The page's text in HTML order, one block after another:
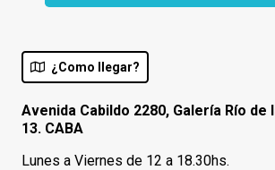
¿Como llegar?
Avenida Cabildo 2280, Galería Río de
13. CABA
Lunes a Viernes de 12 a 18.30hs.